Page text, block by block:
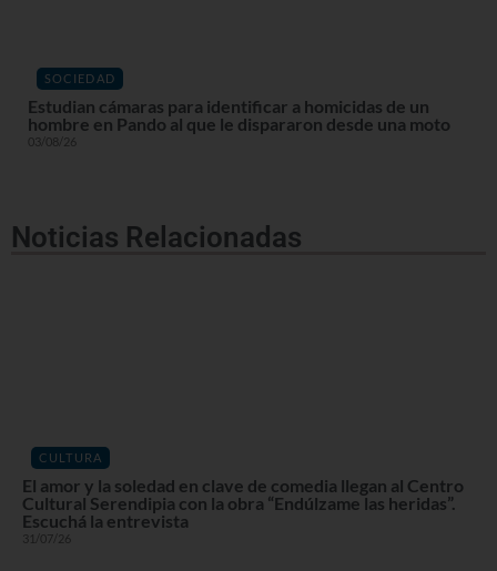
SOCIEDAD
Estudian cámaras para identificar a homicidas de un
hombre en Pando al que le dispararon desde una moto
03/08/26
Noticias Relacionadas
CULTURA
El amor y la soledad en clave de comedia llegan al Centro
Cultural Serendipia con la obra “Endúlzame las heridas”.
Escuchá la entrevista
31/07/26